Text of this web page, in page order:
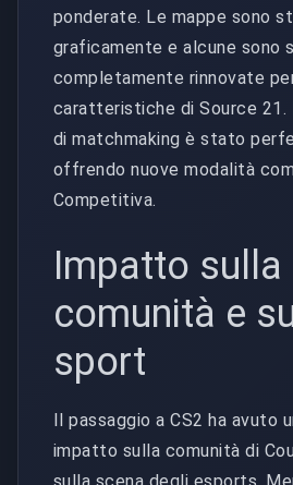
ponderate. Le mappe sono
graficamente e alcune sono
completamente rinnovate
caratteristiche di Source
di matchmaking è stato
offrendo nuove modalità
Competitiva.
Impatto sulla
comunità e
sport
Il passaggio a CS2 ha avuto
impatto sulla comunità di